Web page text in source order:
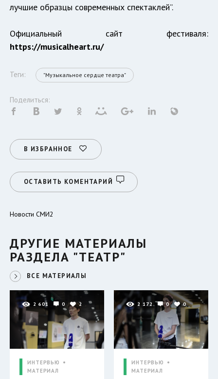
лучшие образцы современных спектаклей”.
Официальный сайт фестиваля:
https://musicalheart.ru/
Теги: "Музыкальное сердце театра"
Поделиться:
В ИЗБРАННОЕ
ОСТАВИТЬ КОМЕНТАРИЙ
Новости СМИ2
ДРУГИЕ МАТЕРИАЛЫ
РАЗДЕЛА "ТЕАТР"
ВСЕ МАТЕРИАЛЫ
2 601 0 2
ИНТЕРВЬЮ
МАТЕРИАЛ
2 172 0 0
ИНТЕРВЬЮ
МАТЕРИАЛ